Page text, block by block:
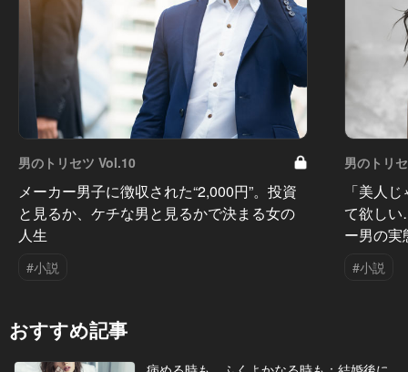
男のトリセツ Vol.10
メーカー男子に徴収された“2,000円”。投資
と見るか、ケチな男と見るかで決まる女の
人生
#小説
男のトリ
「美人
て欲し
ー男の実
#小説
おすすめ記事